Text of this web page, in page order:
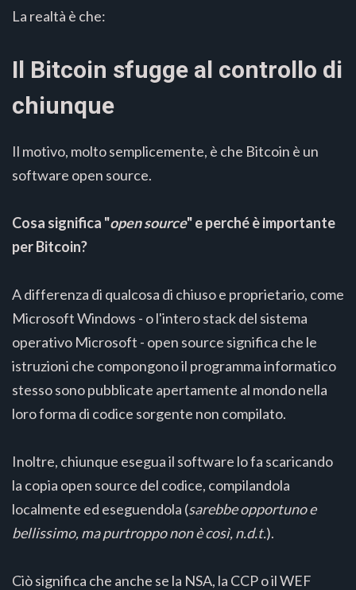
La realtà è che:
Il Bitcoin sfugge al controllo di
chiunque
Il motivo, molto semplicemente, è che Bitcoin è un
software open source.
Cosa significa "open source" e perché è importante
per Bitcoin?
A differenza di qualcosa di chiuso e proprietario, come
Microsoft Windows - o l'intero stack del sistema
operativo Microsoft - open source significa che le
istruzioni che compongono il programma informatico
stesso sono pubblicate apertamente al mondo nella
loro forma di codice sorgente non compilato.
Inoltre, chiunque esegua il software lo fa scaricando
la copia open source del codice, compilandola
localmente ed eseguendola (sarebbe opportuno e
bellissimo, ma purtroppo non è così, n.d.t.).
Ciò significa che anche se la NSA, la CCP o il WEF